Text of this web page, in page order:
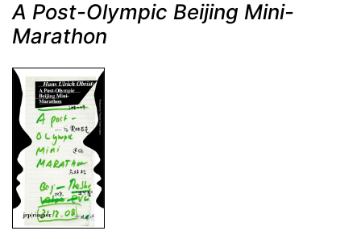
A Post-Olympic Beijing Mini-
Marathon